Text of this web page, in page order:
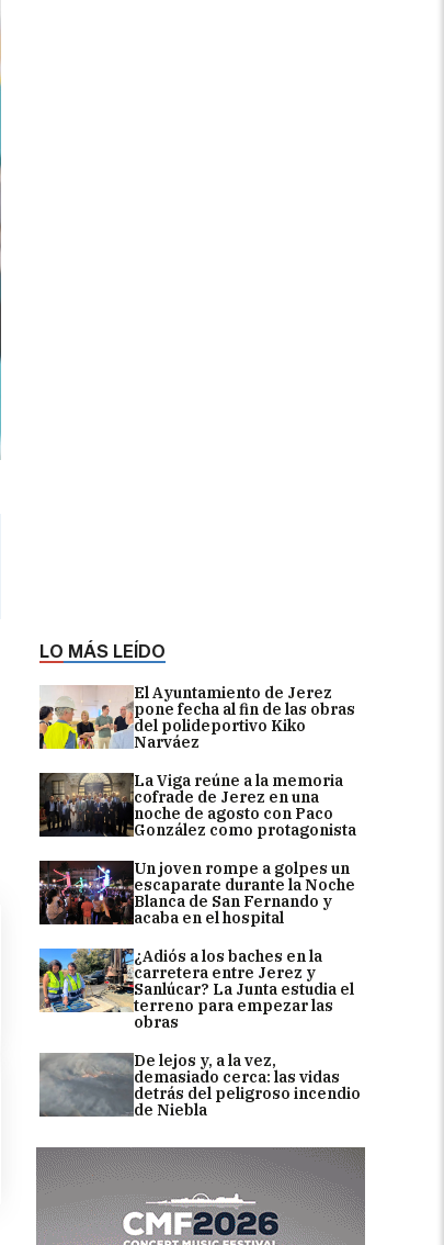
LO MÁS LEÍDO
El Ayuntamiento de Jerez
pone fecha al fin de las obras
del polideportivo Kiko
Narváez
La Viga reúne a la memoria
cofrade de Jerez en una
noche de agosto con Paco
González como protagonista
Un joven rompe a golpes un
escaparate durante la Noche
Blanca de San Fernando y
acaba en el hospital
¿Adiós a los baches en la
carretera entre Jerez y
Sanlúcar? La Junta estudia el
terreno para empezar las
obras
De lejos y, a la vez,
demasiado cerca: las vidas
detrás del peligroso incendio
de Niebla